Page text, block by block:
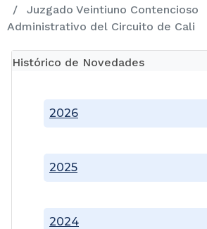
Juzgado Veintiuno Contencioso
Administrativo del Circuito de Cali
Histórico de Novedades
2024
2025
2026